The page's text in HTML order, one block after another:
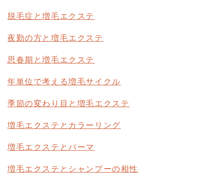
脱毛症と増毛エクステ
夜勤の方と増毛エクステ
思春期と増毛エクステ
年単位で考える増毛サイクル
季節の変わり目と増毛エクステ
増毛エクステとカラーリング
増毛エクステとパーマ
増毛エクステとシャンプーの相性